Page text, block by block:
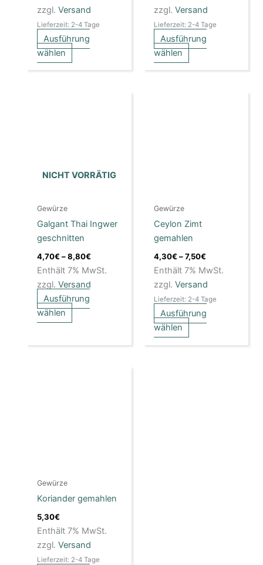
zzgl. Versand
Lieferzeit: 2-4 Tage
Ausführung
wählen
werden
zzgl. Versand
Lieferzeit: 2-4 Tage
Ausführung
wählen
werden
NICHT VORRÄTIG
Gewürze
Galgant Thai Ingwer
geschnitten
4,70€ –8,80€
Enthält 7% MwSt.
zzgl. Versand
Ausführung
wählen
auf
der
Produktseite
gewählt
werden
Gewürze
Ceylon Zimt
gemahlen
4,30€ –7,50€
Enthält 7% MwSt.
zzgl. Versand
Lieferzeit: 2-4 Tage
Ausführung
wählen
auf
der
Produktseite
gewählt
werden
Gewürze
Koriander gemahlen
5,30€
Enthält 7% MwSt.
zzgl. Versand
Lieferzeit: 2-4 Tage
auf
Produktseite
gewählt
werden